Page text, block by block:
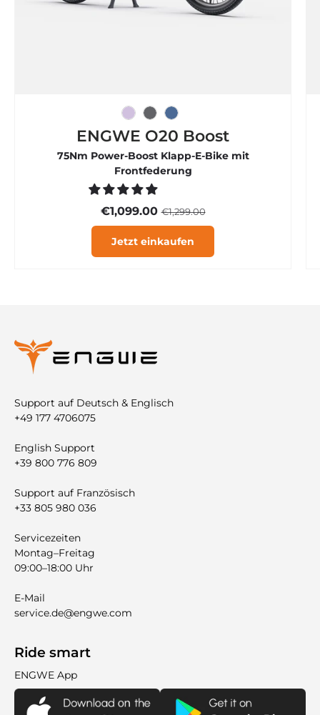
ENGWE O20 Boost
75Nm Power-Boost Klapp-E-Bike mit
Frontfederung
€1,099.00€1,299.00
Jetzt einkaufen
Support auf Deutsch & Englisch
+49 177 4706075
English Support
+39 800 776 809
Support auf Französisch
+33 805 980 036
Servicezeiten
Montag–Freitag
09:00–18:00 Uhr
E-Mail
service.de@engwe.com
Ride smart
ENGWE App